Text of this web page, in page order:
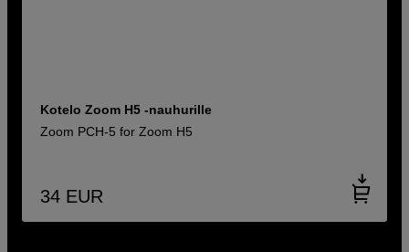
Kotelo Zoom H5 -nauhurille
Zoom PCH-5 for Zoom H5
34 EUR